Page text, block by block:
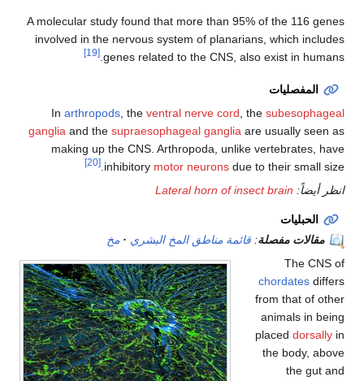
A molecular study found that more than 95% of the 116
involved in the nervous system of planarians, which
genes related to the CNS, also exist in
Inarthropods, theventral nerve cord, the
gangliaand thesupraesophageal gangliaare usually
making up the CNS. Arthropoda, unlike
inhibitorymotor neuronsdue to their
Lateral horn of insect brain
مفصلة:قائمة مناطق المخ البشري مخ
The
chordates
from that
animals
placed
the body,
the